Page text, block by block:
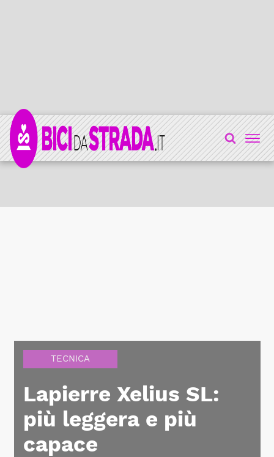
TECNICA
Lapierre Xelius SL:
più leggera e più
capace